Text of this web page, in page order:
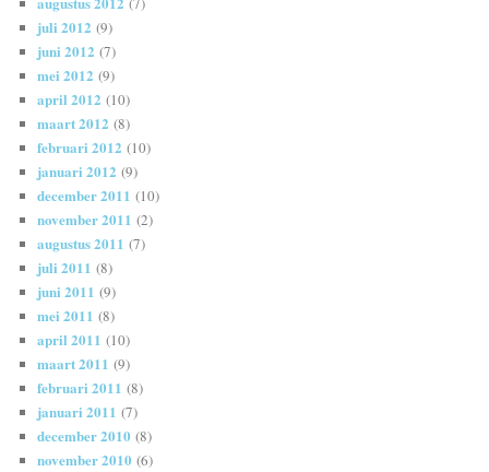
juli 2012 (9)
juni 2012 (7)
mei 2012 (9)
april 2012 (10)
maart 2012 (8)
februari 2012 (10)
januari 2012 (9)
december 2011 (10)
november 2011 (2)
augustus 2011 (7)
juli 2011 (8)
juni 2011 (9)
mei 2011 (8)
april 2011 (10)
maart 2011 (9)
februari 2011 (8)
januari 2011 (7)
december 2010 (8)
november 2010 (6)